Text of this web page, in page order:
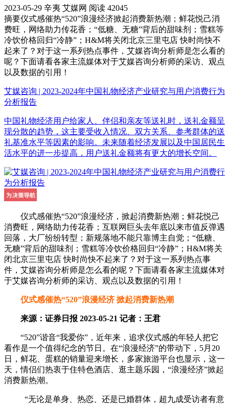
2023-05-29 辛夷 艾媒网 阅读 42045
摘要仪式感催热“520”浪漫经济掀起消费新热潮；鲜花悦己消
费旺，网络助力传花香；“低糖、无糖”背后的甜味剂；雪糕等
冷饮价格回归“冷静”；H&M将关闭北京三里屯店 快时尚快不
起来了？对于这一系列热点事件，艾媒咨询分析师是怎么看的
呢？下面请看各家主流媒体对于艾媒咨询分析师的采访、观点
以及数据的引用！
艾媒咨询 | 2023-2024年中国礼物经济产业研究与用户消费行为
分析报告
中国礼物经济用户给家人、伴侣和亲友等送礼时，送礼金额呈
现分散的趋势，这主要受收入情况、双方关系、参考群体的送
礼基准水平等因素的影响。未来随着经济发展以及中国居民生
活水平的进一步提高，用户送礼金额将有更大的增长空间。
仪式感催热“520”浪漫经济，掀起消费新热潮；鲜花悦己
消费旺，网络助力传花香；互联网巨头去年底以来市值反弹遇
回落，大厂纷纷转型；新规落地不能只靠博主自觉；“低糖、
无糖”背后的甜味剂；雪糕等冷饮价格回归“冷静”；H&M将关
闭北京三里屯店 快时尚快不起来了？对于这一系列热点事
件，艾媒咨询分析师是怎么看的呢？下面请看各家主流媒体对
于艾媒咨询分析师的采访、观点以及数据的引用！
仪式感催热“520”浪漫经济 掀起消费新热潮
来源：证券日报 2023-05-21 记者：王君
“520”谐音“我爱你”，近年来，追求仪式感的年轻人把它
看作是一个值得纪念的节日。在“浪漫经济”的带动下，5月20
日，鲜花、蛋糕的销量迎来增长，多家旅游平台也显示，这一
天，情侣们热衷于住特色酒店、逛主题乐园，“浪漫经济”掀起
消费新热潮。
“无论是单身、热恋、还是已婚群体，超九成受访者有意